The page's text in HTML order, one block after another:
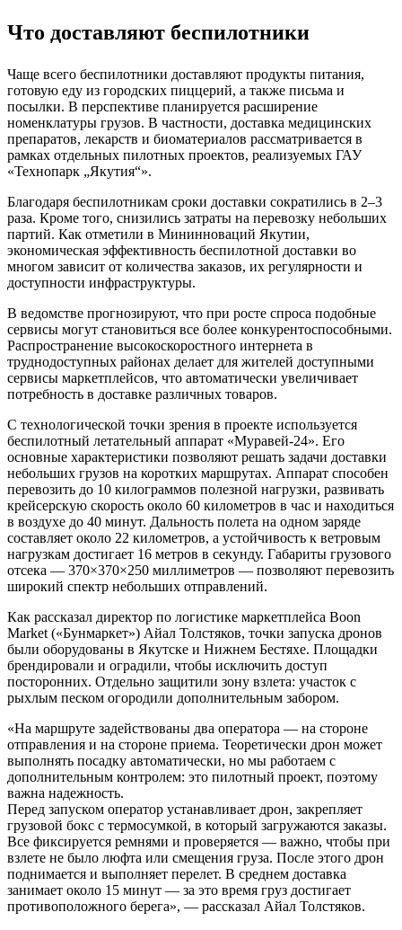
Что доставляют беспилотники
Чаще всего беспилотники доставляют продукты питания,
готовую еду из городских пиццерий, а также письма и
посылки. В перспективе планируется расширение
номенклатуры грузов. В частности, доставка медицинских
препаратов, лекарств и биоматериалов рассматривается в
рамках отдельных пилотных проектов, реализуемых ГАУ
«Технопарк „Якутия“».
Благодаря беспилотникам сроки доставки сократились в 2–3
раза. Кроме того, снизились затраты на перевозку небольших
партий. Как отметили в Мининноваций Якутии,
экономическая эффективность беспилотной доставки во
многом зависит от количества заказов, их регулярности и
доступности инфраструктуры.
В ведомстве прогнозируют, что при росте спроса подобные
сервисы могут становиться все более конкурентоспособными.
Распространение высокоскоростного интернета в
труднодоступных районах делает для жителей доступными
сервисы маркетплейсов, что автоматически увеличивает
потребность в доставке различных товаров.
С технологической точки зрения в проекте используется
беспилотный летательный аппарат «Муравей-24». Его
основные характеристики позволяют решать задачи доставки
небольших грузов на коротких маршрутах. Аппарат способен
перевозить до 10 килограммов полезной нагрузки, развивать
крейсерскую скорость около 60 километров в час и находиться
в воздухе до 40 минут. Дальность полета на одном заряде
составляет около 22 километров, а устойчивость к ветровым
нагрузкам достигает 16 метров в секунду. Габариты грузового
отсека — 370×370×250 миллиметров — позволяют перевозить
широкий спектр небольших отправлений.
Как рассказал директор по логистике маркетплейса Boon
Market («Бунмаркет») Айал Толстяков, точки запуска дронов
были оборудованы в Якутске и Нижнем Бестяхе. Площадки
брендировали и оградили, чтобы исключить доступ
посторонних. Отдельно защитили зону взлета: участок с
рыхлым песком огородили дополнительным забором.
«На маршруте задействованы два оператора — на стороне
отправления и на стороне приема. Теоретически дрон может
выполнять посадку автоматически, но мы работаем с
дополнительным контролем: это пилотный проект, поэтому
важна надежность.
Перед запуском оператор устанавливает дрон, закрепляет
грузовой бокс с термосумкой, в который загружаются заказы.
Все фиксируется ремнями и проверяется — важно, чтобы при
взлете не было люфта или смещения груза. После этого дрон
поднимается и выполняет перелет. В среднем доставка
занимает около 15 минут — за это время груз достигает
противоположного берега», — рассказал Айал Толстяков.